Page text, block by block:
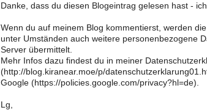
Danke, dass du diesen Blogeintrag gelesen hast -
Wenn du auf meinem Blog kommentierst, werden
unter Umständen auch weitere personenbezogene
Server übermittelt.
Mehr Infos dazu findest du in meiner
(http://blog.kiranear.moe/p/
Google (https://policies.google.com/privacy?hl=de).
Lg,